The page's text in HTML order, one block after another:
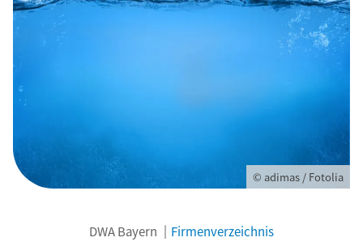
© adimas / Fotolia
DWA Bayern Firmenverzeichnis